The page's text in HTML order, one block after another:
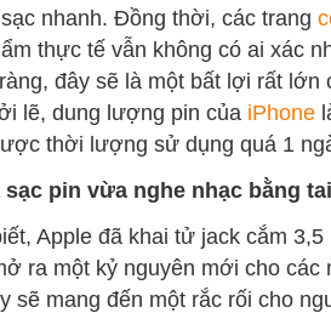
nhanh. Đồng thời, các trang
thực tế vẫn không có ai xác
đây sẽ là một bất lợi rất lớn
lẽ, dung lượng pin của iPhone
thời lượng sử dụng quá 1
pin vừa nghe nhạc bằng
Apple đã khai tử jack cắm
ra một kỷ nguyên mới cho các
sẽ mang đến một rắc rối cho